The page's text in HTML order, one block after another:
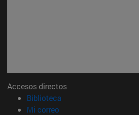
Accesos directos
Biblioteca
Mi correo(abre en nueva ventana)